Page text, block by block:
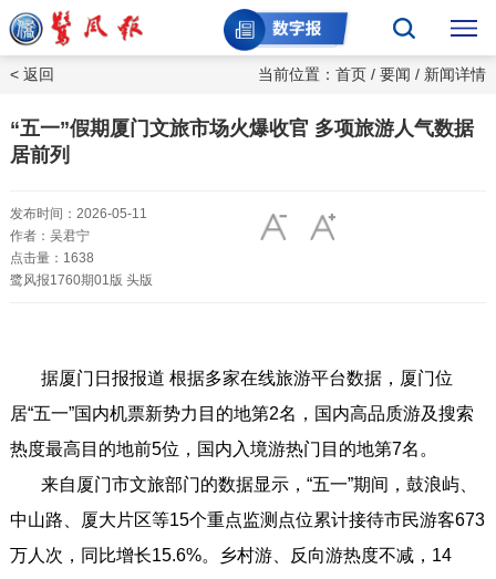
当前位置：首页 /要闻 / 新闻详情
< 返回
“五一”假期厦门文旅市场火爆收官 多项旅游人气数据
居前列
发布时间：2026-05-11
作者：吴君宁
点击量：1638
鹭风报1760期01版 头版
据厦门日报报道 根据多家在线旅游平台数据，厦门位
居“五一”国内机票新势力目的地第2名，国内高品质游及搜索
热度最高目的地前5位，国内入境游热门目的地第7名。
来自厦门市文旅部门的数据显示，“五一”期间，鼓浪屿、
中山路、厦大片区等15个重点监测点位累计接待市民游客673
万人次，同比增长15.6%。乡村游、反向游热度不减，14